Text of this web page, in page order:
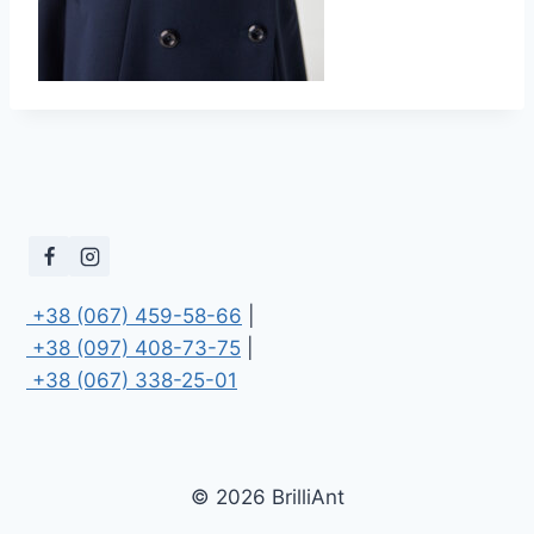
+38 (067) 459-58-66
+38 (097) 408-73-75
+38 (067) 338-25-01
© 2026 BrilliAnt